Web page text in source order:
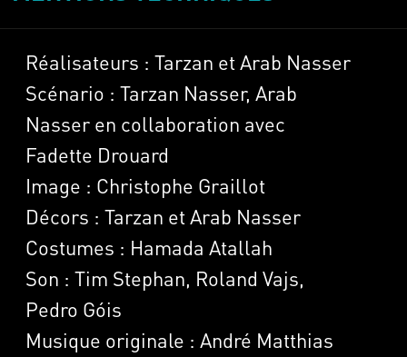
Réalisateurs : Tarzan et Arab Nasser
Scénario : Tarzan Nasser, Arab
Nasser en collaboration avec
Fadette Drouard
Image : Christophe Graillot
Décors : Tarzan et Arab Nasser
Costumes : Hamada Atallah
Son : Tim Stephan, Roland Vajs,
Pedro Góis
Musique originale : André Matthias